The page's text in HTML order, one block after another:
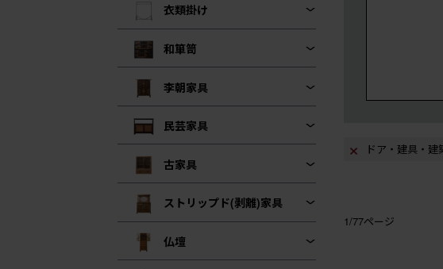
衣類掛け
和箪笥
李朝家具
民芸家具
古家具
ストリップド(剥離)家具
仏壇
ドア・建具・建
1/77ページ